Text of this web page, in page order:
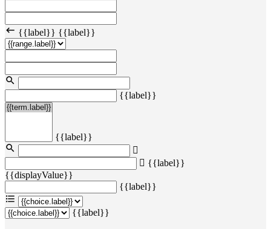
{{label}} {{label}}
{{label}}
{{label}}
{{label}}
{{displayValue}}
{{label}}
{{label}}